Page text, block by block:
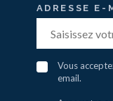
ADRESSE E-
Vous
email.